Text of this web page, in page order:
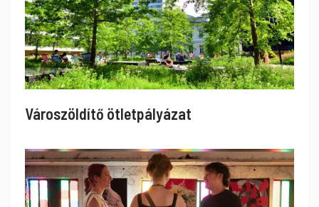
Városzöldítő ötletpályázat